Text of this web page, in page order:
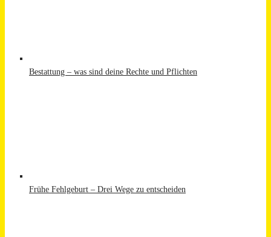
Bestattung – was sind deine Rechte und Pflichten
Frühe Fehlgeburt – Drei Wege zu entscheiden